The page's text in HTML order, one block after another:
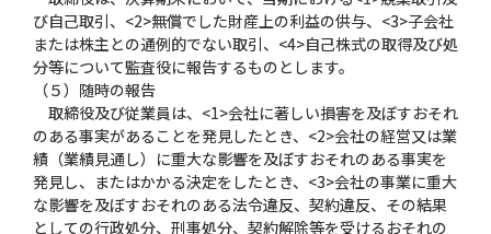
び自己取引、<2>無償でした財産上の利益の供与、<3>子会社
または株主との通例的でない取引、<4>自己株式の取得及び処
分等について監査役に報告するものとします。
（５）随時の報告
取締役及び従業員は、<1>会社に著しい損害を及ぼすおそれ
のある事実があることを発見したとき、<2>会社の経営又は業
績（業績見通し）に重大な影響を及ぼすおそれのある事実を
発見し、またはかかる決定をしたとき、<3>会社の事業に重大
な影響を及ぼすおそれのある法令違反、契約違反、その結果
としての行政処分、刑事処分、契約解除等を受けるおそれの